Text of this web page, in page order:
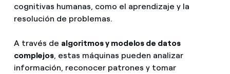
cognitivas humanas, como el aprendizaje y la
resolución de problemas.
A través de algoritmos y modelos de datos
complejos , estas máquinas pueden analizar
información, reconocer patrones y tomar